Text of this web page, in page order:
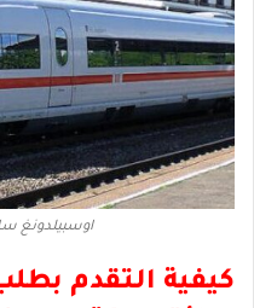
اوسبيلدونغ
كيفية التقدم